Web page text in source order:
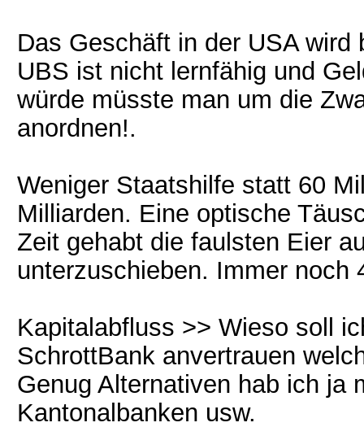
Das Geschäft in der USA
UBS ist nicht lernfähig und
würde müsste man um die
anordnen!.
Weniger Staatshilfe statt 60
Milliarden. Eine optische
Zeit gehabt die faulsten Eier
unterzuschieben. Immer noch
Kapitalabfluss >> Wieso soll
SchrottBank anvertrauen
Genug Alternativen hab ich ja
Kantonalbanken usw.